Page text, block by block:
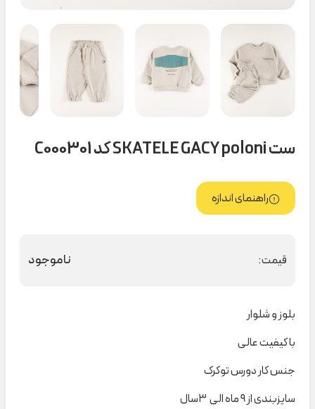
ست SKATELE GACY poloni کد C000301
راهنمای اندازه
قیمت: ناموجود
بلوز و شلوار
با کیفیت عالی
جنس کار دورس توکرک
سایزبندی از ۹ ماه الی ۳سال